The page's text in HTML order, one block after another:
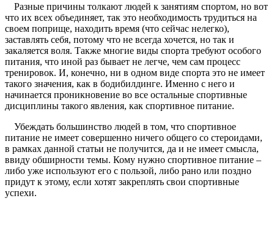
Разные причины толкают людей к занятиям спортом, но вот
что их всех объединяет, так это необходимость трудиться на
своем поприще, находить время (что сейчас нелегко),
заставлять себя, потому что не всегда хочется, но так и
закаляется воля. Также многие виды спорта требуют особого
питания, что иной раз бывает не легче, чем сам процесс
тренировок. И, конечно, ни в одном виде спорта это не имеет
такого значения, как в бодибилдинге. Именно с него и
начинается проникновение во все остальные спортивные
дисциплины такого явления, как спортивное питание.
Убеждать большинство людей в том, что спортивное
питание не имеет совершенно ничего общего со стероидами,
в рамках данной статьи не получится, да и не имеет смысла,
ввиду обширности темы. Кому нужно спортивное питание –
либо уже используют его с пользой, либо рано или поздно
придут к этому, если хотят закреплять свои спортивные
успехи.